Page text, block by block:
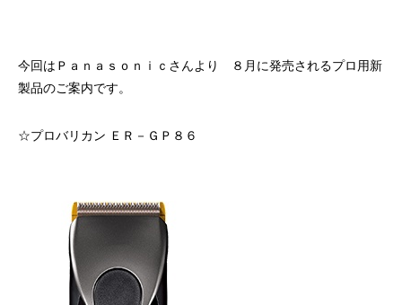
「ウアオ！」という感嘆の言葉に込めてネーミングしました。
今回はＰａｎａｓｏｎｉｃさんより ８月に発売されるプロ用新
製品のご案内です。
☆プロバリカン ＥＲ－ＧＰ８６